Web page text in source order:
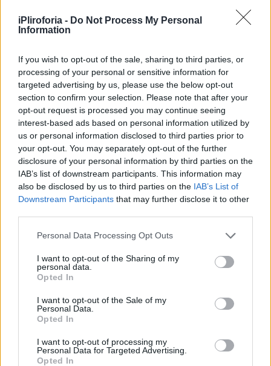
iPliroforia - Do Not Process My Personal
Information
If you wish to opt-out of the sale, sharing to third parties, or
processing of your personal or sensitive information for
targeted advertising by us, please use the below opt-out
section to confirm your selection. Please note that after your
opt-out request is processed you may continue seeing
interest-based ads based on personal information utilized by
us or personal information disclosed to third parties prior to
your opt-out. You may separately opt-out of the further
disclosure of your personal information by third parties on the
IAB’s list of downstream participants. This information may
also be disclosed by us to third parties on the IAB’s List of
Downstream Participants that may further disclose it to other
Personal Data Processing Opt Outs
I want to opt-out of the Sharing of my
personal data.
Opted In
I want to opt-out of the Sale of my
Personal Data.
Opted In
I want to opt-out of processing my
Personal Data for Targeted Advertising.
Opted In
Δήμητρα Δερζέκου: «Λέω τη δική μου
αλήθεια»
Συνεντεύξεις 18/11/2025
Τζεφ Μοντάνα: «Κανένας δεν μπορεί
να σου πει ποιος είσαι»